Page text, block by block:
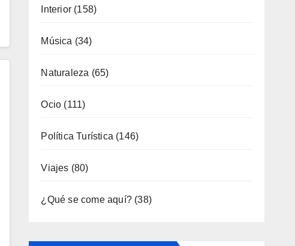
Entradas Recientes
SANTA BÁRBARA